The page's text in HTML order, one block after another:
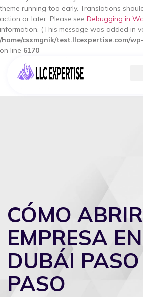
theme running too early. Translations
action or later. Please see Debugging in
information. (This message was added in
/home/csxmgnik/test.llcexpertise.com/
on line 6170
CÓMO
EMPRESA EN
DUBÁI
PASO